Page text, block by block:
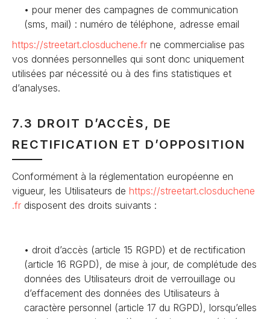
pour mener des campagnes de communication
(sms, mail) : numéro de téléphone, adresse email
https://streetart.closduchene.fr ne commercialise pas
vos données personnelles qui sont donc uniquement
utilisées par nécessité ou à des fins statistiques et
d’analyses.
7.3 DROIT D’ACCÈS, DE
RECTIFICATION ET D’OPPOSITION
Conformément à la réglementation européenne en
vigueur, les Utilisateurs de https://streetart.closduchene
.fr disposent des droits suivants :
droit d’accès (article 15 RGPD) et de rectification
(article 16 RGPD), de mise à jour, de complétude des
données des Utilisateurs droit de verrouillage ou
d’effacement des données des Utilisateurs à
caractère personnel (article 17 du RGPD), lorsqu’elles